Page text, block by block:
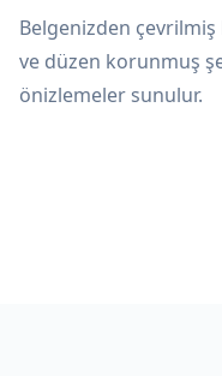
Belgenizden
ve düzen korunmuş
önizlemeler sunulur.